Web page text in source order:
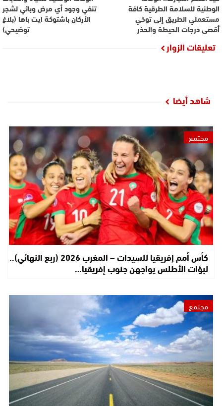
الوطنية للسلامة الطرقية كافة
مستعملي الطريق إلى توخي
أقصى درجات الحيطة والحذر
تنفي وجود أي مرض وبائي لشجر
الأركان باشتوكة ايت باها (بلاغ
توضيحي)
تعليقات الزوار
شاهد أيضا
مجتمع
كأس أمم إفريقيا للسيدات – المغرب 2026 (ربع النهائي)..
لبؤات الأطلس يواجهن جنوب إفريقيا…
مجتمع